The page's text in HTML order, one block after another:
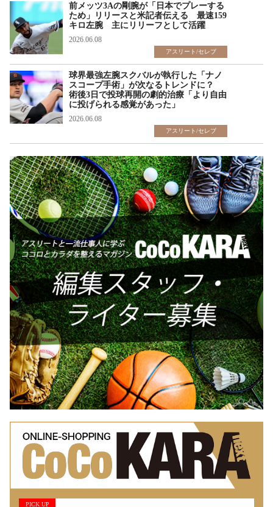
前メッツ3Aの剛腕が「日本でプレーする
ため」リリースと米記者伝える 最速159
キロ左腕 主にリリーフとして活躍
2026.06.08
アスリート/セレブ
球界最強左腕スクバルが執行した「ナノ
スコープ手術」が次なるトレンドに？
術後3日で投球再開の劇的治療「より自由
に投げられる感覚があった」
2026.06.08
アスリート/セレブ
PICK UP